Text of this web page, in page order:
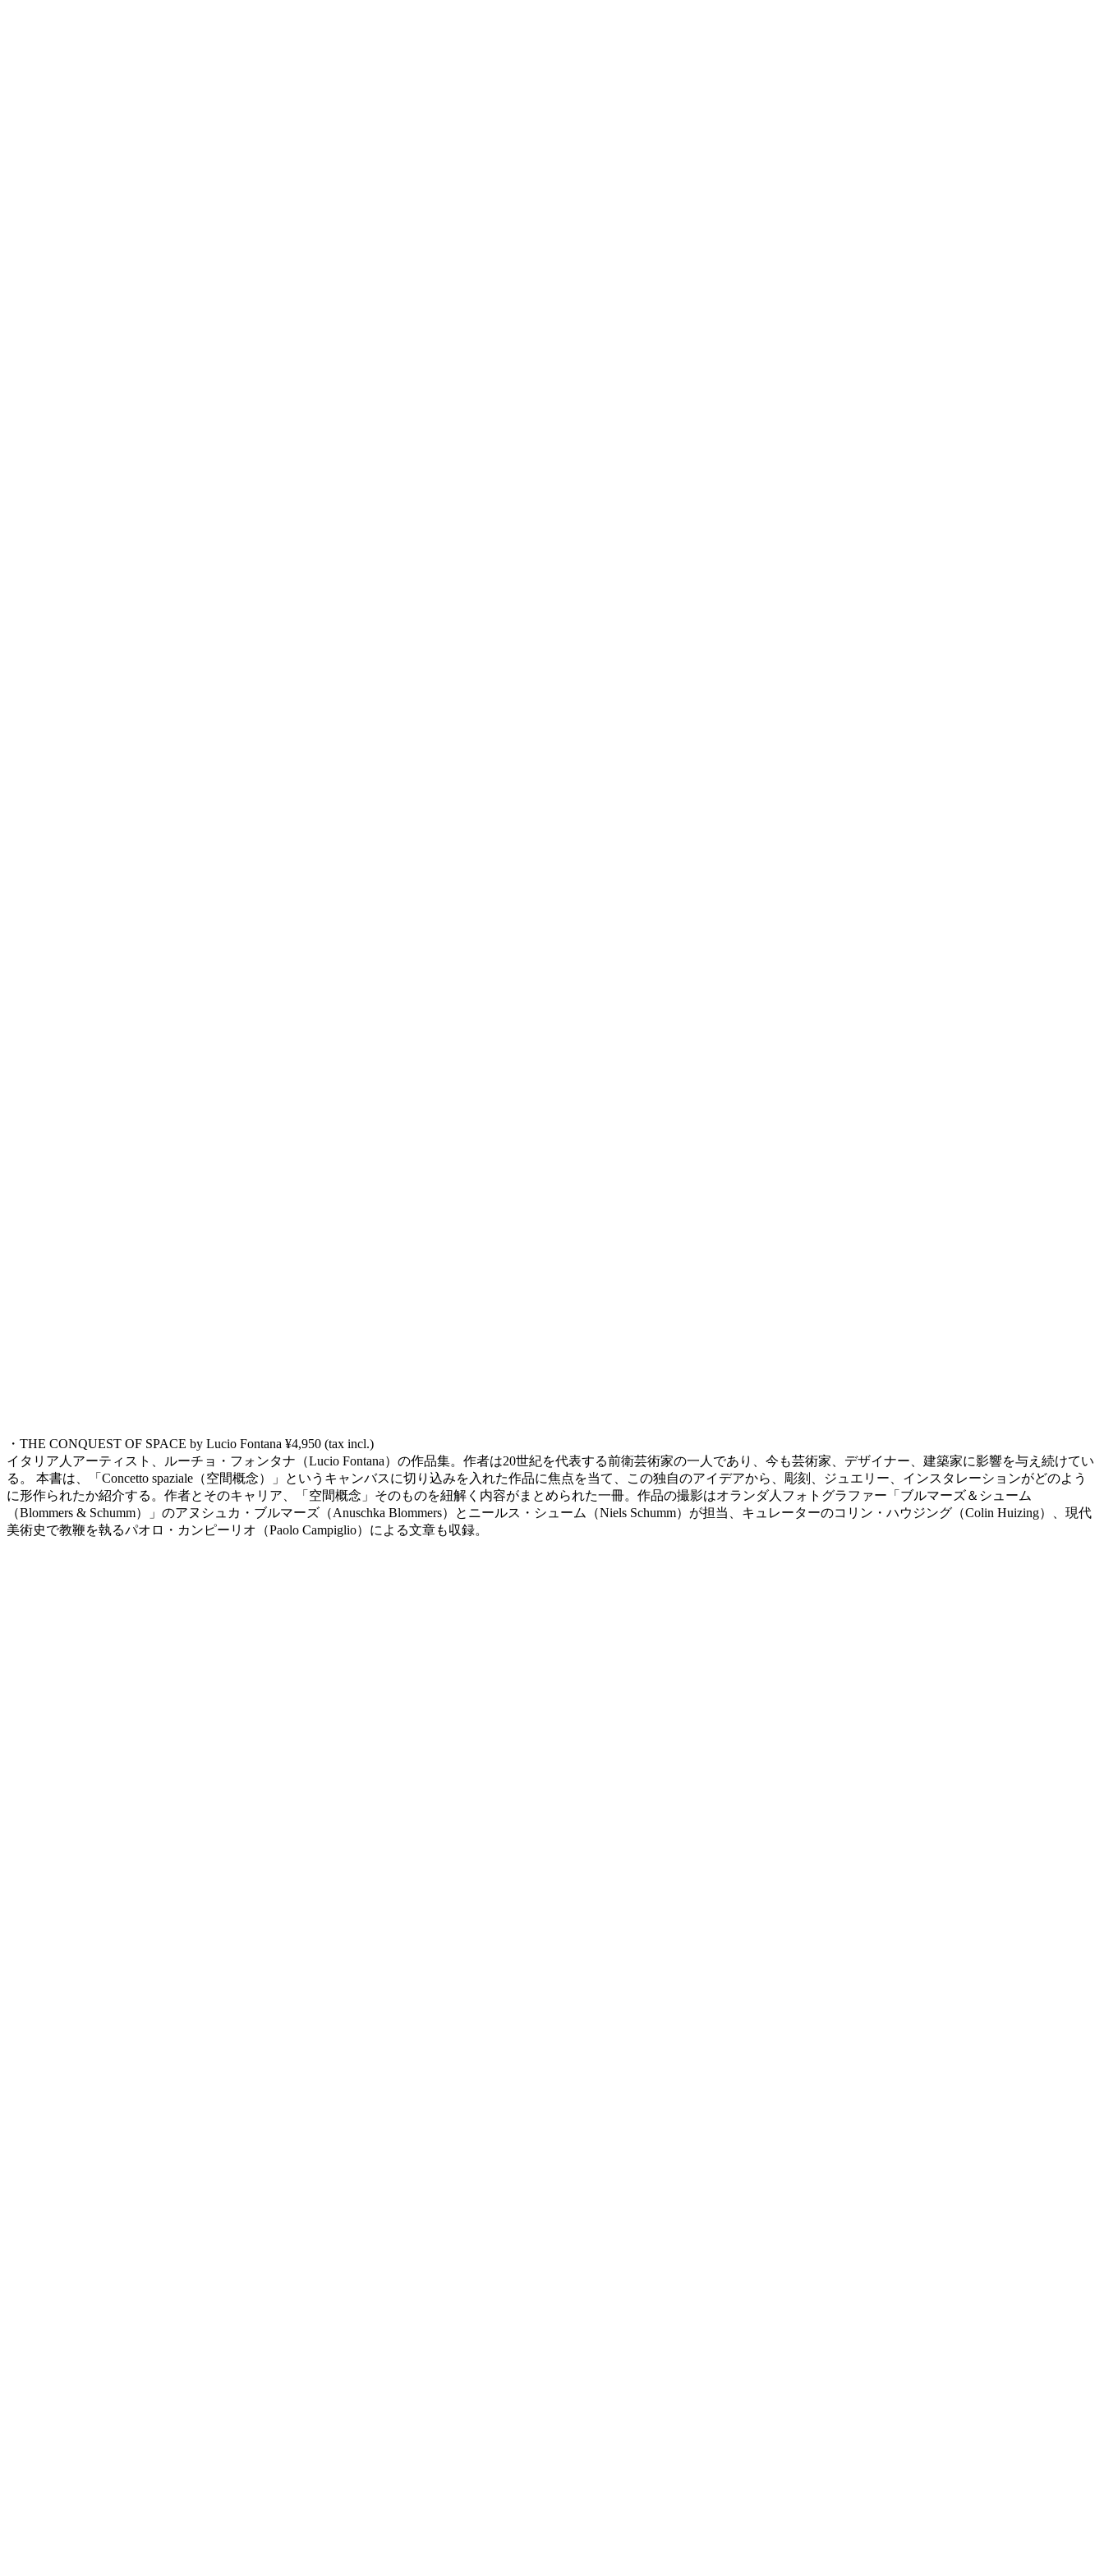
・THE CONQUEST OF SPACE by Lucio Fontana ¥4,950 (tax incl.)
イタリア人アーティスト、ルーチョ・フォンタナ（Lucio Fontana）の作品集。作者は20世紀を代表する前衛芸術家の一人であり、今も芸術家、デザイナー、建築家に影響を与え続けてい
る。 本書は、「Concetto spaziale（空間概念）」というキャンバスに切り込みを入れた作品に焦点を当て、この独自のアイデアから、彫刻、ジュエリー、インスタレーションがどのよう
に形作られたか紹介する。作者とそのキャリア、「空間概念」そのものを紐解く内容がまとめられた一冊。作品の撮影はオランダ人フォトグラファー「ブルマーズ＆シューム
（Blommers & Schumm）」のアヌシュカ・ブルマーズ（Anuschka Blommers）とニールス・シューム（Niels Schumm）が担当、キュレーターのコリン・ハウジング（Colin Huizing）、現代
美術史で教鞭を執るパオロ・カンピーリオ（Paolo Campiglio）による文章も収録。